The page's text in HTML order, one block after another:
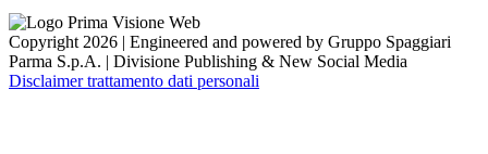
Copyright 2026 | Engineered and powered by Gruppo Spaggiari
Parma S.p.A. | Divisione Publishing & New Social Media
Disclaimer trattamento dati personali